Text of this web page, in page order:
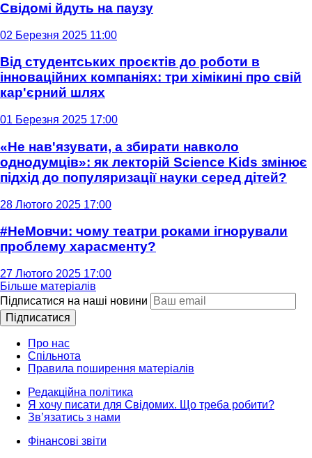
Свідомі йдуть на паузу
02 Березня 2025 11:00
Від студентських проєктів до роботи в
інноваційних компаніях: три хімікині про свій
кар'єрний шлях
01 Березня 2025 17:00
«Не нав'язувати, а збирати навколо
однодумців»: як лекторій Science Kids змінює
підхід до популяризації науки серед дітей?
28 Лютого 2025 17:00
#НеМовчи: чому театри роками ігнорували
проблему харасменту?
27 Лютого 2025 17:00
Більше матеріалів
Підписатися на наші новини
Підписатися
Про нас
Спільнота
Правила поширення матеріалів
Редакційна політика
Я хочу писати для Свідомих. Що треба робити?
Зв’язатись з нами
Фінансові звіти